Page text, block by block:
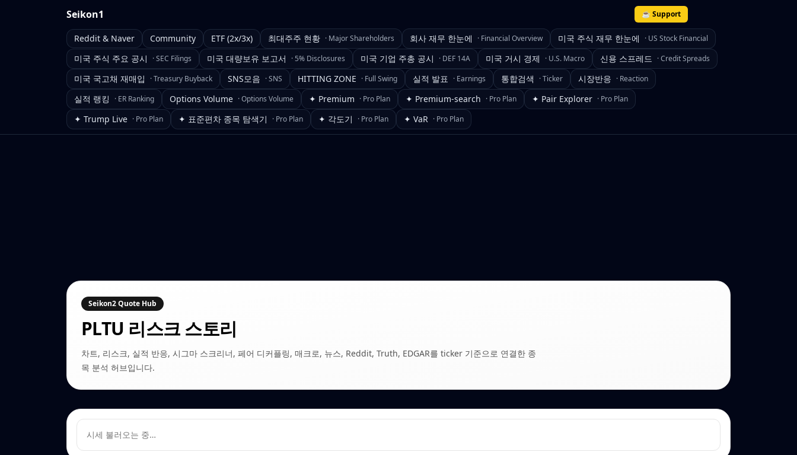
Seikon1 ☕ Support
Reddit & Naver Community ETF (2x/3x) 최대주주 현황 · Major Shareholders 회사 재무 한눈에 · Financial Overview 미국 주식 재무 한눈에 · US Stock Financial
미국 주식 주요 공시 ·SEC Filings 미국 대량보유 보고서 · 5% Disclosures 미국 기업 주총 공시 · DEF 14A 미국 거시 경제 · U.S. Macro 신용 스프레드 ·Credit Spreads
미국 국고채 재매입 ·Treasury Buyback SNS모음 ·SNS HITTING ZONE · Full Swing 실적 발표 · Earnings 통합검색 ·Ticker 시장반응 · Reaction
실적 랭킹 · ER Ranking Options Volume ·Options Volume ✦ Premium · Pro Plan ✦ Premium-search · Pro Plan ✦ Pair Explorer · Pro Plan
✦ Trump Live · Pro Plan ✦ 표준편차 종목 탐색기 · Pro Plan ✦ 각도기 · Pro Plan ✦ VaR · Pro Plan
Seikon2 Quote Hub
PLTU 리스크 스토리
차트, 리스크, 실적 반응, 시그마 스크리너, 페어 디커플링, 매크로, 뉴스, Reddit, Truth, EDGAR를 ticker 기준으로 연결한 종
목 분석 허브입니다.
시세 불러오는 중…